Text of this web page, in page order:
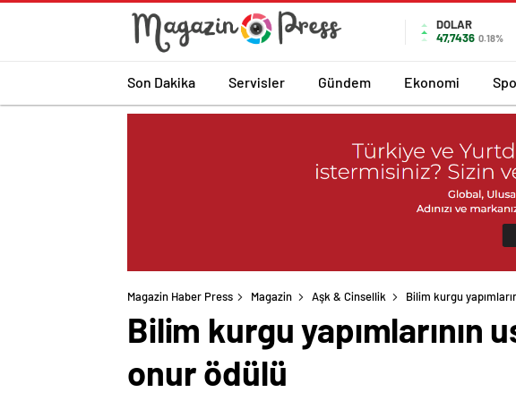
DOLAR
47,7436 0.18%
Son Dakika Servisler Gündem Ekonomi
Magazin Haber Press Magazin Aşk & Cinsellik Bilim kurgu
Bilim kurgu yapımlarının
onur ödülü